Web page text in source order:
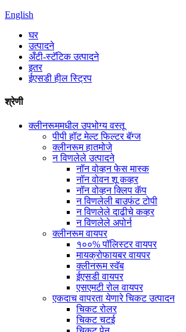
English
घर
उत्पादने
अँटी-स्टॅटिक उत्पादने
इतर
ईएसडी हील स्ट्रिप
श्रेणी
क्लीनरूममधील उपभोग्य वस्तू
पीपी हॉट मेल्ट फिल्टर बॅग्ज
क्लीनरूम हातमोजे
न विणलेले उत्पादने
नॉन वोव्हन फेस मास्क
नॉन वोवन शू कव्हर
नॉन वोव्हन क्लिप कॅप
न विणलेली बाउफंट टोपी
न विणलेले दाढीचे कव्हर
न विणलेले अपोर्न
क्लीनरूम वायपर
१००% पॉलिस्टर वायपर
मायक्रोफायबर वायपर
क्लीनरूम स्वॅब
ईएसडी वायपर
एसएमटी रोल वायपर
एकदाच वापरता येणारे चिकट उत्पादन
चिकट रोलर
चिकट चटई